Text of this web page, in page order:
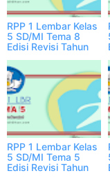
RPP 1 Lembar Kelas
5 SD/MI Tema 8
Edisi Revisi Tahun
RPP 1 Lembar Kelas
5 SD/MI Tema 5
Edisi Revisi Tahun